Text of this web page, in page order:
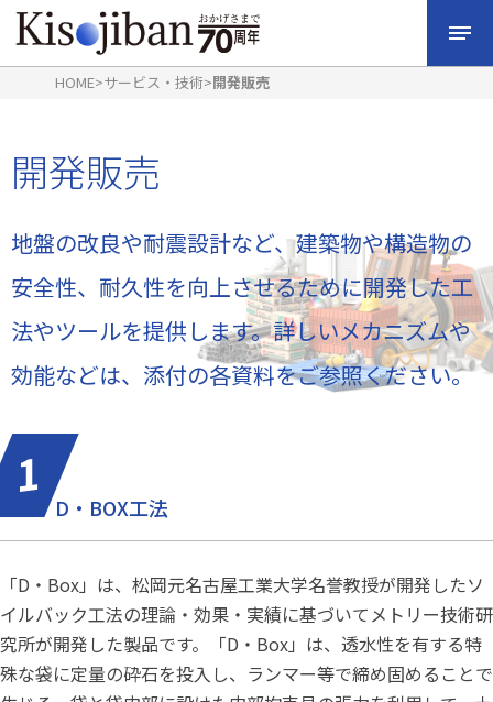
HOME>サービス・技術>開発販売
開発販売
地盤の改良や耐震設計など、建築物や構造物の
安全性、耐久性を向上させるために開発した工
法やツールを提供します。詳しいメカニズムや
効能などは、添付の各資料をご参照ください。
D・BOX工法
「D・Box」は、松岡元名古屋工業大学名誉教授が開発したソ
イルバック工法の理論・効果・実績に基づいてメトリー技術研
究所が開発した製品です。「D・Box」は、透水性を有する特
殊な袋に定量の砕石を投入し、ランマー等で締め固めることで